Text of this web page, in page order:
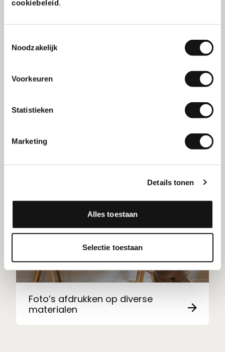
cookiebeleid .
Noodzakelijk
Voorkeuren
Statistieken
Marketing
Details tonen
Alles toestaan
Selectie toestaan
tricks
Foto’s afdrukken op diverse
materialen